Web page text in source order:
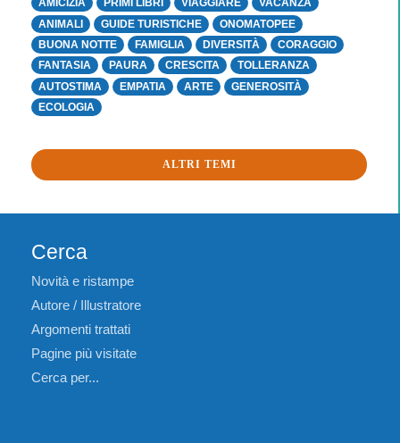
AMICIZIA PRIMI LIBRI VIAGGIARE
VACANZA
ANIMALI
GUIDE TURISTICHE
ONOMATOPEE
BUONA NOTTE
FAMIGLIA DIVERSITÀ
CORAGGIO
FANTASIA
PAURA CRESCITA
TOLLERANZA
AUTOSTIMA
EMPATIA ARTE
GENEROSITÀ
ECOLOGIA
ALTRI TEMI
Cerca
Novità e ristampe
Autore / Illustratore
Argomenti trattati
Pagine più visitate
Cerca per...